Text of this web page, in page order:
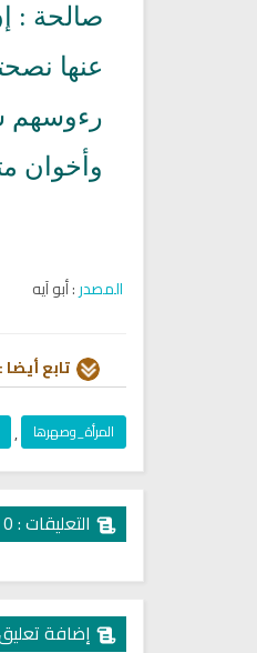
صالحة :
عنها
رءوسهم
وأخوان
المصدر: أبو آيه
تابع أيضا :
المرأة_وصهرها ,
التعليقات : 0 تعليق
إضافة
الشبكة الاسلامية للقرآن من
مصر بث مباشر